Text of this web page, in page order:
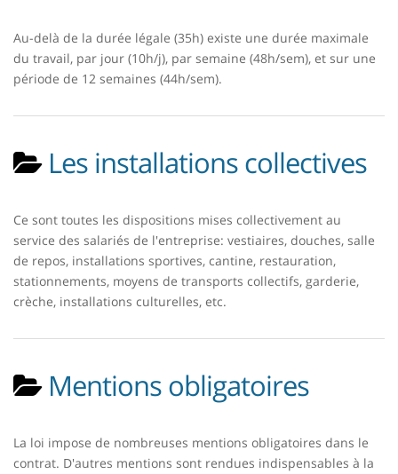
Au-delà de la durée légale (35h) existe une durée maximale
du travail, par jour (10h/j), par semaine (48h/sem), et sur une
période de 12 semaines (44h/sem).
Les installations collectives
Ce sont toutes les dispositions mises collectivement au
service des salariés de l'entreprise: vestiaires, douches, salle
de repos, installations sportives, cantine, restauration,
stationnements, moyens de transports collectifs, garderie,
crèche, installations culturelles, etc.
Mentions obligatoires
La loi impose de nombreuses mentions obligatoires dans le
contrat. D'autres mentions sont rendues indispensables à la